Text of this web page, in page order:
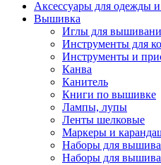
Аксессуары для одежды
Вышивка
Иглы для
Инструменты для
Инструменты и
Канва
Канитель
Книги по вышивке
Лампы, лупы
Ленты шелковые
Маркеры и
Наборы для
Наборы для